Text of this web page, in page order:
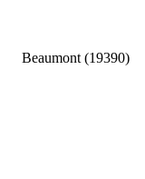
Beaumont (19390)